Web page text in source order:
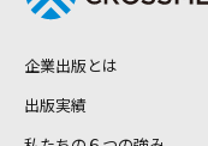
企業出版とは
出版実績